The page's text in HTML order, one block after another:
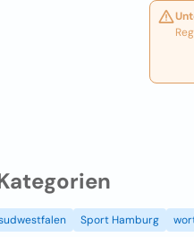
Sport Hamburg